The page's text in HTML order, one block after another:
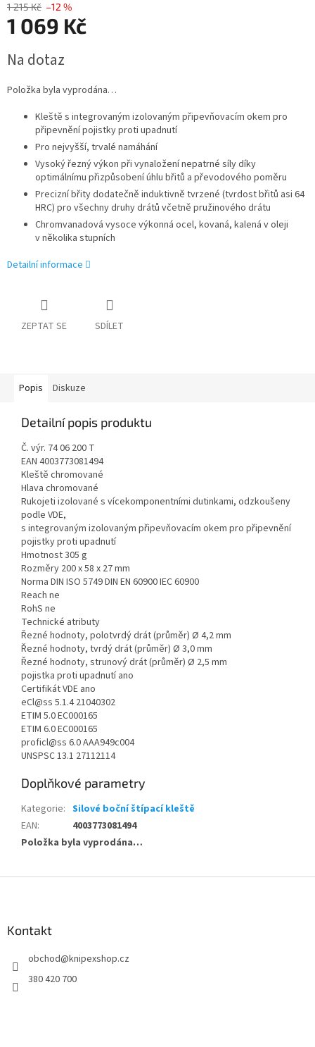
1 215 Kč –12 %
1 069 Kč
cena:
Na dotaz
Položka byla vyprodána…
Kleště s integrovaným izolovaným připevňovacím okem pro
připevnění pojistky proti upadnutí
Pro nejvyšší, trvalé namáhání
Vysoký řezný výkon při vynaložení nepatrné síly díky
optimálnímu přizpůsobení úhlu břitů a převodového poměru
Precizní břity dodatečně induktivně tvrzené (tvrdost břitů asi 64
HRC) pro všechny druhy drátů včetně pružinového drátu
Chromvanadová vysoce výkonná ocel, kovaná, kalená v oleji
v několika stupních
Detailní informace
ZEPTAT SE SDÍLET
Popis Diskuze
Detailní popis produktu
Č. výr. 74 06 200 T
EAN 4003773081494
Kleště chromované
Hlava chromované
Rukojeti izolované s vícekomponentními dutinkami, odzkoušeny
podle VDE,
s integrovaným izolovaným připevňovacím okem pro připevnění
pojistky proti upadnutí
Hmotnost 305 g
Rozměry 200 x 58 x 27 mm
Norma DIN ISO 5749 DIN EN 60900 IEC 60900
Reach ne
RohS ne
Technické atributy
Řezné hodnoty, polotvrdý drát (průměr) Ø 4,2 mm
Řezné hodnoty, tvrdý drát (průměr) Ø 3,0 mm
Řezné hodnoty, strunový drát (průměr) Ø 2,5 mm
pojistka proti upadnutí ano
Certifikát VDE ano
eCl@ss 5.1.4 21040302
ETIM 5.0 EC000165
ETIM 6.0 EC000165
proficl@ss 6.0 AAA949c004
UNSPSC 13.1 27112114
Doplňkové parametry
Kategorie: Silové boční štípací kleště
EAN:
4003773081494
Položka byla vyprodána…
Kontakt
obchod@knipexshop.cz
380 420 700